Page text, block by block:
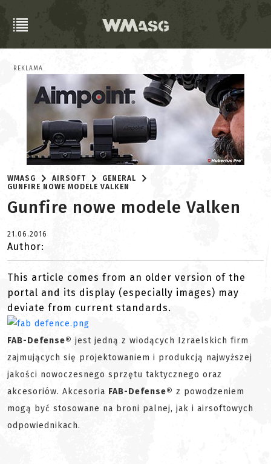
REKLAMA
WMASG AIRSOFT
GENERAL
GUNFIRE NOWE MODELE VALKEN
Gunfire nowe modele Valken
21.06.2016
Author:
This article comes from an older version of the
portal and its display (especially images) may
deviate from current standards.
FAB-Defense® jest jedną z wiodących Izraelskich firm
zajmujących się projektowaniem i produkcją najwyższej
jakości nowoczesnego sprzętu taktycznego oraz
akcesoriów. Akcesoria FAB-Defense® z powodzeniem
mogą być stosowane na broni palnej, jak i airsoftowych
odpowiednikach.